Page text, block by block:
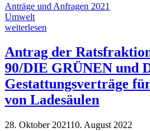
Anträge und Anfragen 2021
Umwelt
weiterlesen
Antrag der
90/DIE GRÜNEN und
Gestattungsverträge
von Ladesäulen
28. Oktober 202110. August 2022